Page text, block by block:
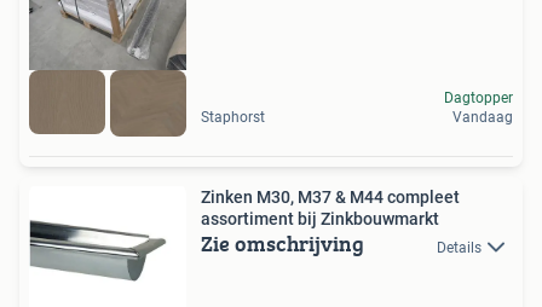
Staphorst
Dagtopper
Vandaag
Zinken M30, M37 & M44 compleet
assortiment bij Zinkbouwmarkt
Zie omschrijving Details